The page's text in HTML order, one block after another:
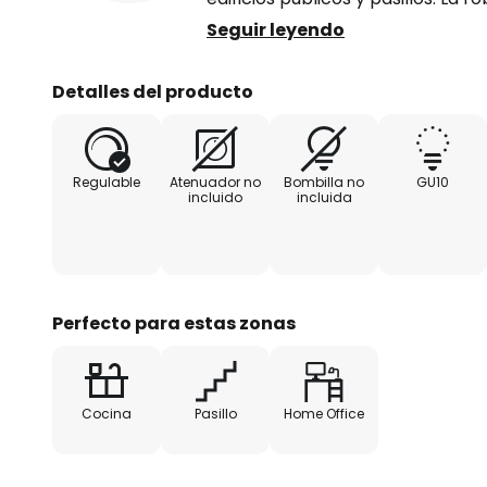
gris oscuro y prescinde de
regulación. Permite variar
Seguir leyendo
Detalles del producto
Regulable
Atenuador no
incluido
Bombilla no
incluida
GU10
Perfecto para estas zonas
Cocina Pasillo Home Office